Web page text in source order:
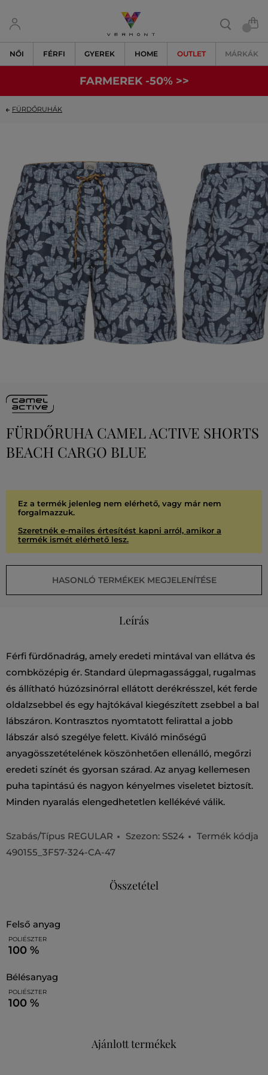
NŐI FÉRFI GYEREK HOME OUTLET MÁRKÁK
FARMEREK -50% >>
FÜRDŐRUHÁK
FÜRDŐRUHA CAMEL ACTIVE SHORTS
BEACH CARGO BLUE
Ez a termék jelenleg nem elérhető, vagy már nem
forgalmazzuk.
Szeretnék e-mailes értesítést kapni arról, amikor a
termék ismét elérhető lesz.
HASONLÓ TERMÉKEK MEGJELENÍTÉSE
Leírás
Férfi fürdőnadrág, amely eredeti mintával van ellátva és
combközépig ér. Standard ülepmagassággal, rugalmas
és állítható húzózsinórral ellátott derékrésszel, két ferde
oldalzsebbel és egy hajtókával kiegészített zsebbel a bal
lábszáron. Kontrasztos nyomtatott felirattal a jobb
lábszár alsó szegélye felett. Kiváló minőségű
anyagösszetételének köszönhetően ellenálló, megőrzi
eredeti színét és gyorsan szárad. Az anyag kellemesen
puha tapintású és nagyon kényelmes viseletet biztosít.
Minden nyaralás elengedhetetlen kellékévé válik.
Szabás/Típus REGULAR Szezon: SS24
Termék kódja
490155_3F57-324-CA-47
Összetétel
felső anyag
POLIÉSZTER
100 %
bélésanyag
POLIÉSZTER
100 %
Ajánlott termékek